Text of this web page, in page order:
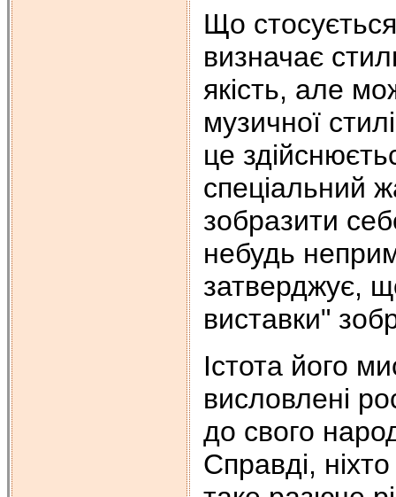
Що
визначає
якість, але
музичної
це
спеціальний
зобразити
небудь
затверджує,
виставки"
Істота його
висловлені
до свого
Справді,